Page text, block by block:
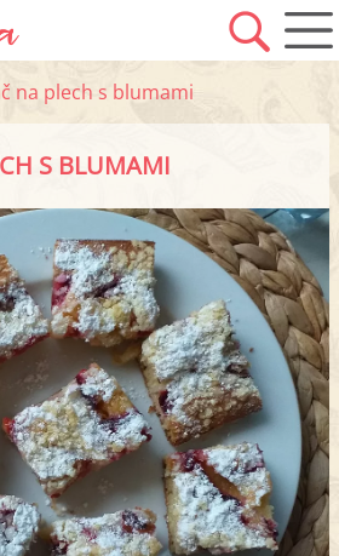
na plech s blumami
S BLUMAMI